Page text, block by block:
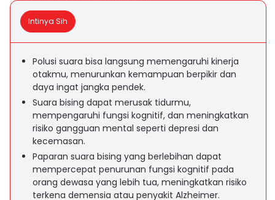
Intinya Sih
Polusi suara bisa langsung memengaruhi kinerja
otakmu, menurunkan kemampuan berpikir dan
daya ingat jangka pendek.
Suara bising dapat merusak tidurmu,
mempengaruhi fungsi kognitif, dan meningkatkan
risiko gangguan mental seperti depresi dan
kecemasan.
Paparan suara bising yang berlebihan dapat
mempercepat penurunan fungsi kognitif pada
orang dewasa yang lebih tua, meningkatkan risiko
terkena demensia atau penyakit Alzheimer.